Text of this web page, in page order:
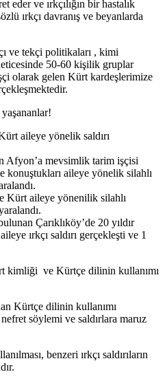
eder ve ırkçılığın bir hastalık
ırkçı davranış ve beyanlarda
ve tekçi politikaları , kimi
50-60 kişilik gruplar
olarak gelen Kürt kardeşlerimize
aileye yönelik saldırı
Afyon’a mevsimlik tarim işçisi
konuştukları aileye yönelik silahlı
Kürt aileye yönenilik silahlı
Çarıklıköy’de 20 yıldır
ırkçı saldırı gerçekleşti ve 1
kimliği ve Kürtçe dilinin kullanımı
Kürtçe dilinin kullanımı
söylemi ve saldırlara maruz
benzeri ırkçı saldırıların